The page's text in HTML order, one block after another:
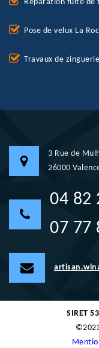
Réparation fuite de
Pose de velux La
Travaux de
3 Rue de
26000
04 82
07 77
SIRET